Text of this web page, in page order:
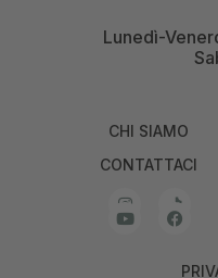
Lunedì-
CHI SIAMO
CONTATTACI